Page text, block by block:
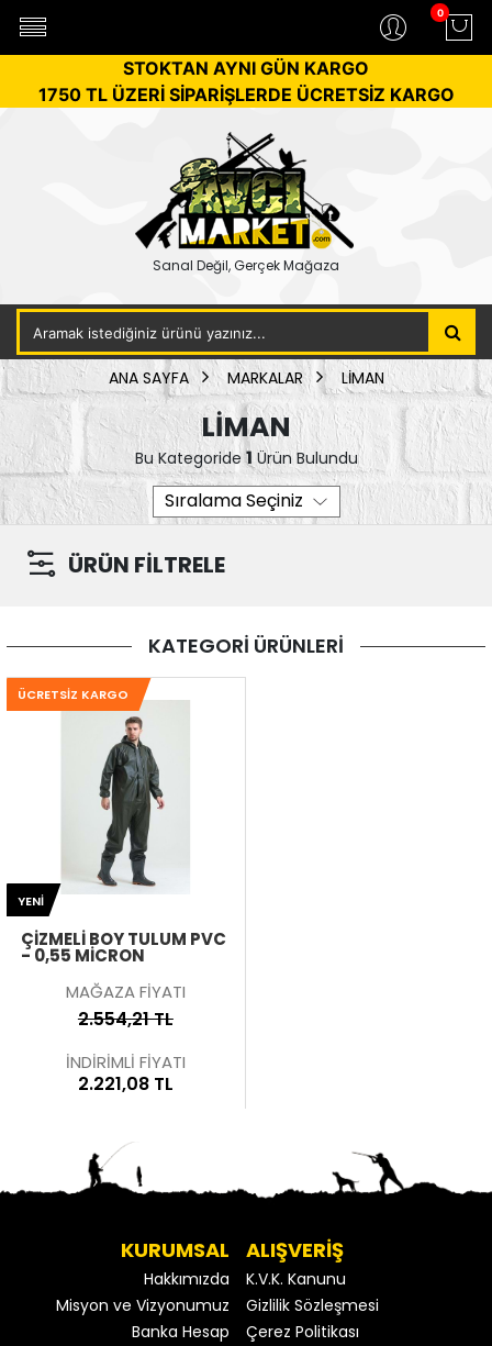
0
STOKTAN AYNI GÜN KARGO
1750 TL ÜZERİ SİPARİŞLERDE ÜCRETSİZ KARGO
Sanal Değil, Gerçek Mağaza
ANA SAYFA MARKALAR LİMAN
LİMAN
Bu Kategoride1 Ürün Bulundu
ÜRÜN FİLTRELE
KATEGORİ ÜRÜNLERİ
ÜCRETSIZ KARGO
ÇIZMELI BOY TULUM PVC
- 0,55 MICRON
MAĞAZA FİYATI
2.554,21 TL
İNDİRİMLİ FİYATI
2.221,08 TL
YENI
KURUMSAL
Hakkımızda
Misyon ve Vizyonumuz
Banka Hesap
ALIŞVERİŞ
K.V.K. Kanunu
Gizlilik Sözleşmesi
Çerez Politikası